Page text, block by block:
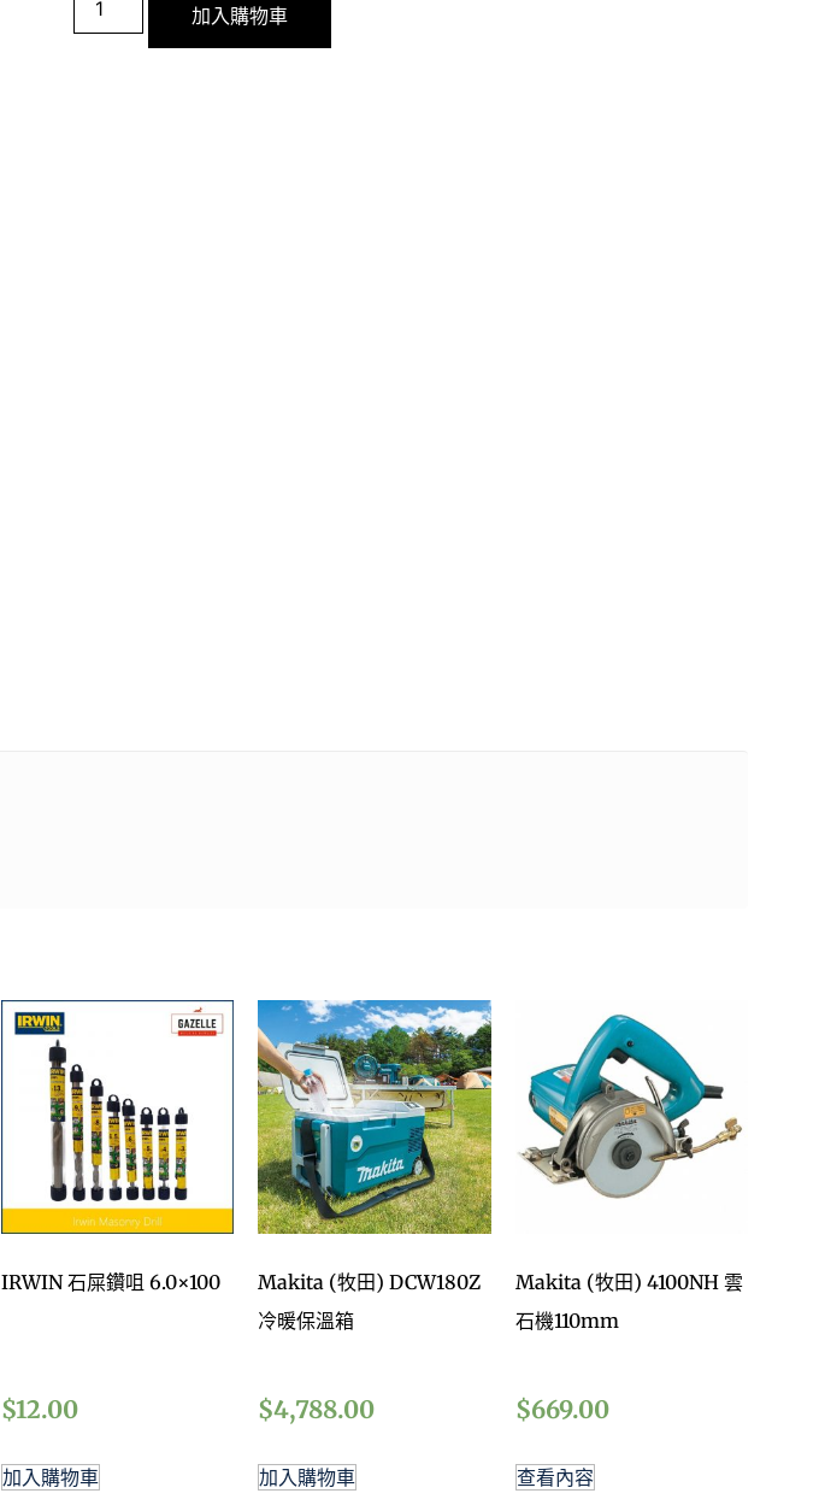
加入購物車
IRWIN 石屎鑽咀 6.0×100
$12.00
加入購物車
Makita (牧田) DCW180Z
冷暖保溫箱
$4,788.00
加入購物車
Makita (牧田) 4100NH 雲
石機110mm
$669.00
查看內容